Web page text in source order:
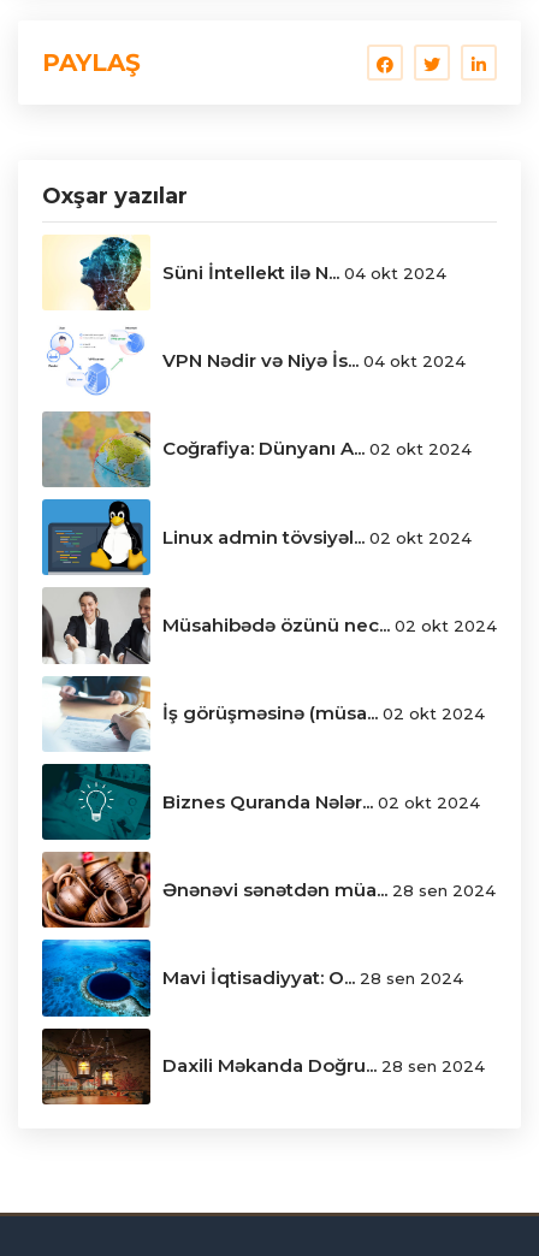
PAYLAŞ
Oxşar yazılar
Süni İntellekt ilə N... 04 okt 2024
VPN Nədir və Niyə İs... 04 okt 2024
Coğrafiya: Dünyanı A... 02 okt 2024
Linux admin tövsiyəl... 02 okt 2024
Müsahibədə özünü nec... 02 okt 2024
İş görüşməsinə (müsa... 02 okt 2024
Biznes Quranda Nələr... 02 okt 2024
Ənənəvi sənətdən müa... 28 sen 2024
Mavi İqtisadiyyat: O... 28 sen 2024
Daxili Məkanda Doğru... 28 sen 2024